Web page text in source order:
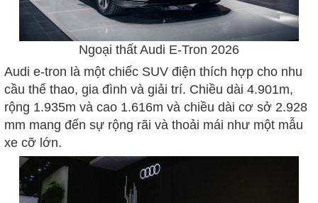
Ngoại thất Audi E-Tron 2026
Audi e-tron là một chiếc SUV điện thích hợp cho nhu
cầu thể thao, gia đình và giải trí. Chiều dài 4.901m,
rộng 1.935m và cao 1.616m và chiều dài cơ sở 2.928
mm mang đến sự rộng rãi và thoải mái như một mẫu
xe cỡ lớn.